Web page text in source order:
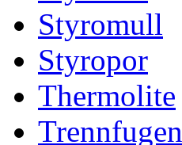
Styromull
Styropor
Thermolite